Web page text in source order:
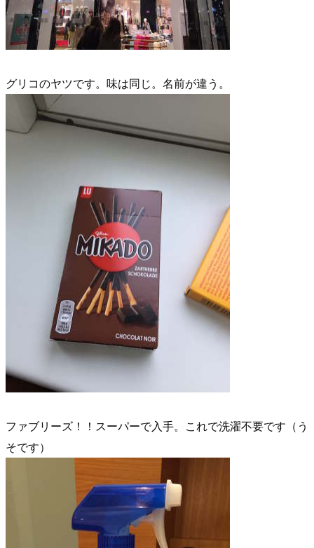
グリコのヤツです。味は同じ。名前が違う。
ファブリーズ！！スーパーで入手。これで洗濯不要です（う
そです）